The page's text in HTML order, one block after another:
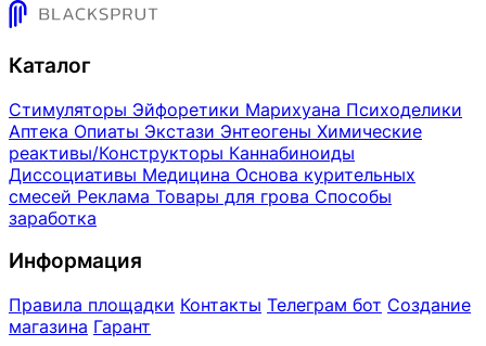
Каталог
Стимуляторы Эйфоретики Марихуана Психоделики
Аптека Опиаты Экстази Энтеогены Химические
реактивы/Конструкторы Каннабиноиды
Диссоциативы Медицина Основа курительных
смесей Реклама Товары для грова Способы
заработка
Информация
Правила площадки Контакты Телеграм бот Создание
магазина Гарант